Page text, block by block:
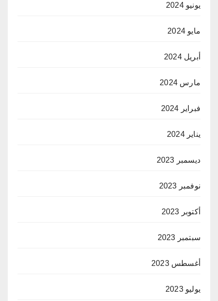
يونيو 2024
مايو 2024
أبريل 2024
مارس 2024
فبراير 2024
يناير 2024
ديسمبر 2023
نوفمبر 2023
أكتوبر 2023
سبتمبر 2023
أغسطس 2023
يوليو 2023